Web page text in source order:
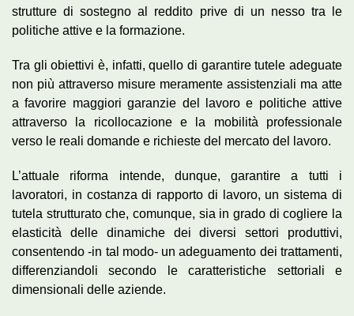
strutture di sostegno al reddito prive di un nesso tra le
politiche attive e la formazione.
Tra gli obiettivi è, infatti, quello di garantire tutele adeguate
non più attraverso misure meramente assistenziali ma atte
a favorire maggiori garanzie del lavoro e politiche attive
attraverso la ricollocazione e la mobilità professionale
verso le reali domande e richieste del mercato del lavoro.
L’attuale riforma intende, dunque, garantire a tutti i
lavoratori, in costanza di rapporto di lavoro, un sistema di
tutela strutturato che, comunque, sia in grado di cogliere la
elasticità delle dinamiche dei diversi settori produttivi,
consentendo -in tal modo- un adeguamento dei trattamenti,
differenziandoli secondo le caratteristiche settoriali e
dimensionali delle aziende.